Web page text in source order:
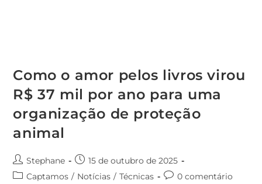
Como o amor pelos livros virou
R$ 37 mil por ano para uma
organização de proteção
animal
Stephane
15 de outubro de 2025
Captamos / Notícias / Técnicas 0 comentário